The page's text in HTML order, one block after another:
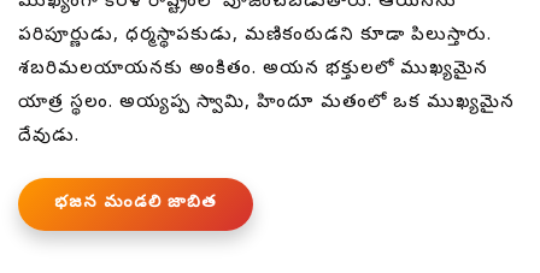
పరిపూర్ణుడు, ధర్మస్థాపకుడు, మణికంఠుడని కూడా పిలుస్తారు.
శబరిమలయాయనకు అంకితం. అయన భక్తులలో ముఖ్యమైన
యాత్ర స్థలం. అయ్యప్ప స్వామి, హిందూ మతంలో ఒక ముఖ్యమైన
దేవుడు.
భజన మండలి జాబిత